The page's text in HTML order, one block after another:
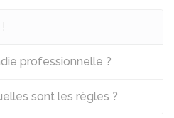
professionnelle ?
sont les règles ?